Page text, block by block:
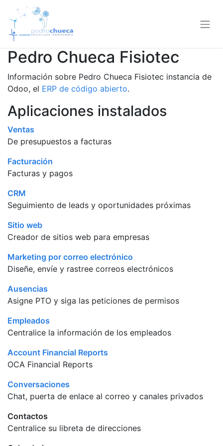
Pedro Chueca Fisiotec
Información sobre Pedro Chueca Fisiotec instancia de
Odoo, el ERP de código abierto.
Aplicaciones instalados
Ventas
De presupuestos a facturas
Facturación
Facturas y pagos
CRM
Seguimiento de leads y oportunidades próximas
Sitio web
Creador de sitios web para empresas
Marketing por correo electrónico
Diseñe, envíe y rastree correos electrónicos
Ausencias
Asigne PTO y siga las peticiones de permisos
Empleados
Centralice la información de los empleados
Account Financial Reports
OCA Financial Reports
Conversaciones
Chat, puerta de enlace al correo y canales privados
Contactos
Centralice su libreta de direcciones